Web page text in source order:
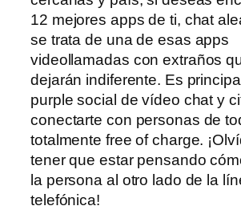
12 mejores apps de ti, chat
se trata de una de esas apps
videollamadas con extraños
dejarán indiferente. Es
purple social de vídeo chat y
conectarte con personas de
totalmente free of charge.
tener que estar pensando
la persona al otro lado de la
telefónica!